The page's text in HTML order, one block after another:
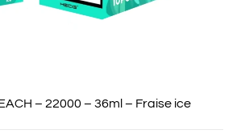
– 22000 – 36ml – Fraise ice